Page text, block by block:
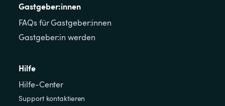
Gastgeber:innen
FAQs für Gastgeber:innen
Gastgeber:in werden
Hilfe
Hilfe-Center
Support kontaktieren